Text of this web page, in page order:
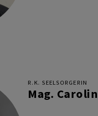
R.K. SEELSORGERIN
Mag.